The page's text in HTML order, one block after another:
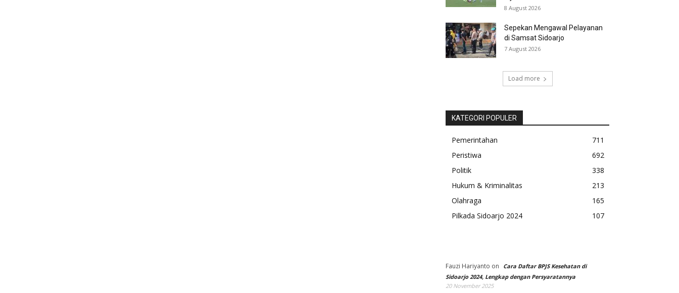
8 August 2026
Sepekan Mengawal Pelayanan
di Samsat Sidoarjo
7 August 2026
Load more
KATEGORI POPULER
Pemerintahan
711
Peristiwa
692
Politik
338
Hukum & Kriminalitas
213
Olahraga
165
Pilkada Sidoarjo 2024
107
Fauzi Hariyanto on
Cara Daftar BPJS Kesehatan di
Sidoarjo 2024, Lengkap dengan Persyaratannya
20 November 2025